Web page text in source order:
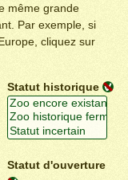
même grande
Par exemple, si
cliquez sur
Statut historique
Statut d'ouverture